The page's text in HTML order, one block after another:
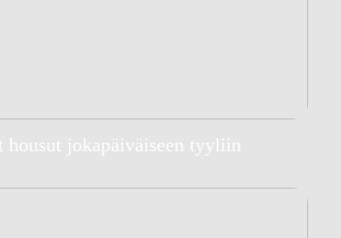
jokapäiväiseen tyyliin